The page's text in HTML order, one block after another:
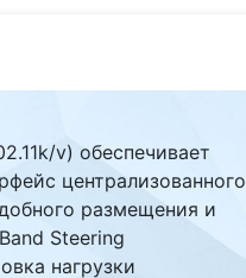
v) обеспечивает
централизованного
размещения и
Steering
нагрузки